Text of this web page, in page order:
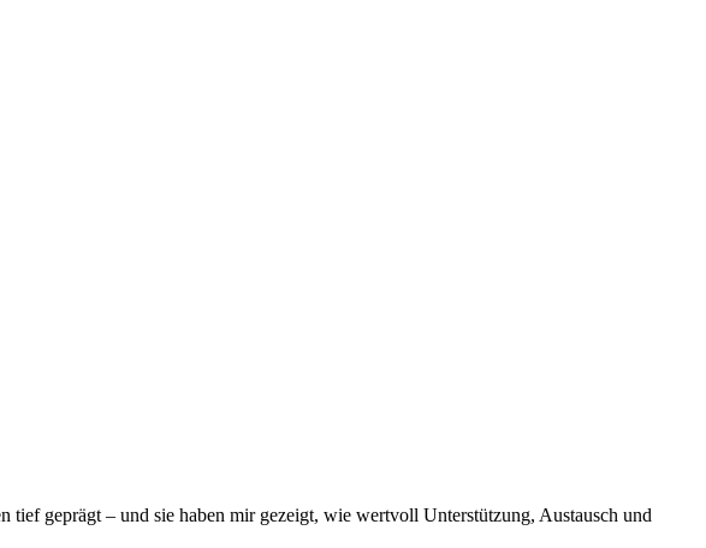
geprägt – und sie haben mir gezeigt, wie wertvoll Unterstützung, Austausch und